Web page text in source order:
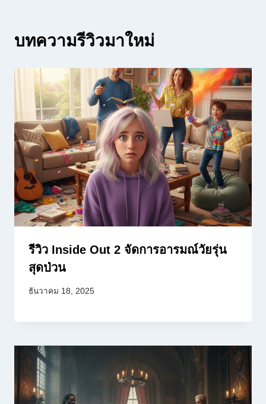
บทความรีวิวมาใหม่
รีวิว Inside Out 2 จัดการอารมณ์วัยรุ่น
สุดป่วน
ธันวาคม 18, 2025